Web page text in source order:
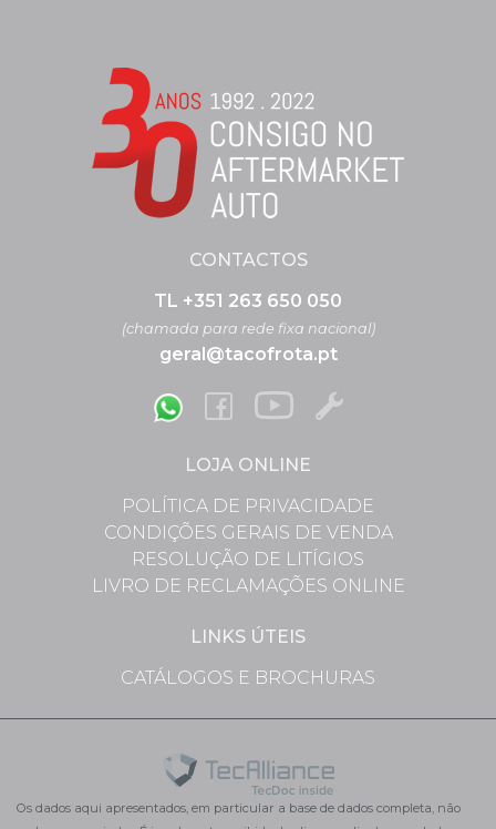
CONTACTOS
TL +351 263 650 050
(chamada para rede fixa nacional)
geral@tacofrota.pt
LOJA ONLINE
POLÍTICA DE PRIVACIDADE
CONDIÇÕES GERAIS DE VENDA
RESOLUÇÃO DE LITÍGIOS
LIVRO DE RECLAMAÇÕES ONLINE
LINKS ÚTEIS
CATÁLOGOS E BROCHURAS
Os dados aqui apresentados, em particular a base de dados completa, não